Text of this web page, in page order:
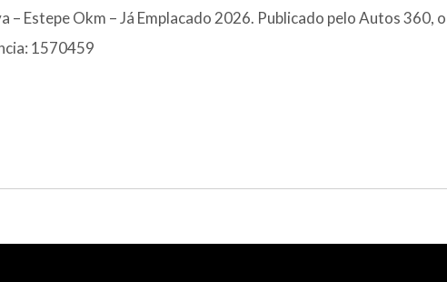
– Estepe Okm – Já Emplacado 2026. Publicado pelo Autos 360, o
1570459